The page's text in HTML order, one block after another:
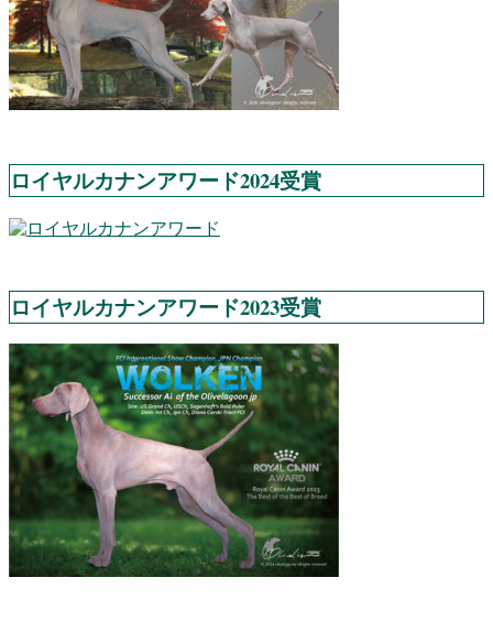
ロイヤルカナンアワード2024受賞
ロイヤルカナンアワード2023受賞